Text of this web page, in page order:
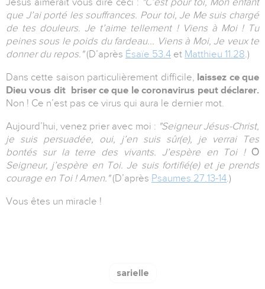
que J’ai porté les souffrances. Pour toi, Je Me suis chargé
de tes douleurs. Je t’aime tellement ! Viens à Moi ! Tu
peines sous le poids du fardeau... Viens à Moi, Je veux te
donner du repos."(D’après Ésaïe 53.4 et Matthieu 11.28.)
Dans cette saison particulièrement difficile, laissez ce que
Dieu vous dit briser ce que le coronavirus peut déclarer.
Non ! Ce n’est pas ce virus qui aura le dernier mot.
Aujourd’hui, venez prier avec moi : "Seigneur Jésus-Christ,
je suis persuadée, oui, j’en suis sûr(e), je verrai Tes
bontés sur la terre des vivants. J’espère en Toi ! Ȏ
Seigneur, j’espère en Toi. Je suis fortifié(e) et je prends
courage en Toi ! Amen."(D’après Psaumes 27.13-14.)
Vous êtes un miracle !
sarielle